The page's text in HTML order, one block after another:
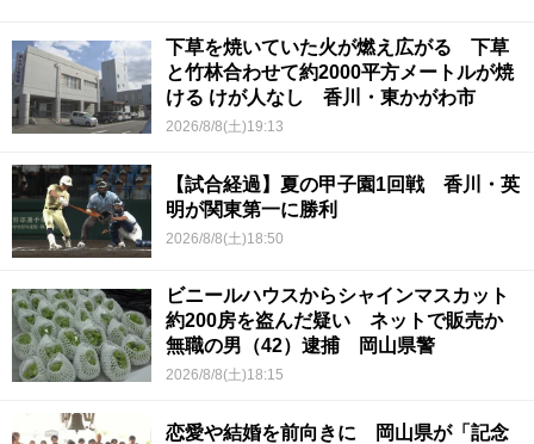
下草を焼いていた火が燃え広がる 下草
と竹林合わせて約2000平方メートルが焼
ける けが人なし 香川・東かがわ市
2026/8/8(土)19:13
【試合経過】夏の甲子園1回戦 香川・英
明が関東第一に勝利
2026/8/8(土)18:50
ビニールハウスからシャインマスカット
約200房を盗んだ疑い ネットで販売か
無職の男（42）逮捕 岡山県警
2026/8/8(土)18:15
恋愛や結婚を前向きに 岡山県が「記念